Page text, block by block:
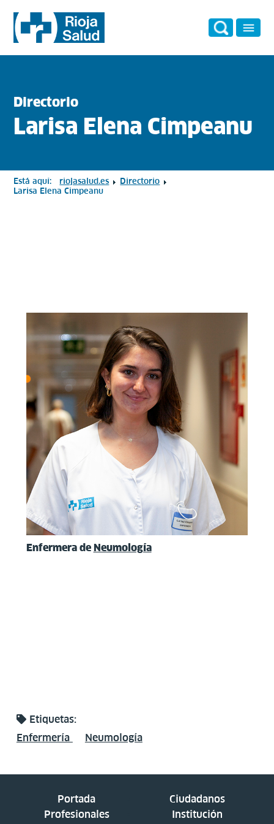
Directorio
Larisa Elena Cimpeanu
Está aquí: riojasalud.es
Directorio
Larisa Elena Cimpeanu
Enfermera de Neumología
Etiquetas:
Enfermería
Neumología
Portada
Ciudadanos
Profesionales
Institución